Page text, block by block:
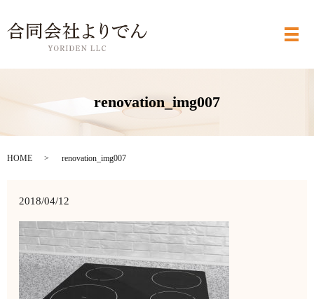
メ
renovation_img007
HOME renovation_img007
2018/04/12